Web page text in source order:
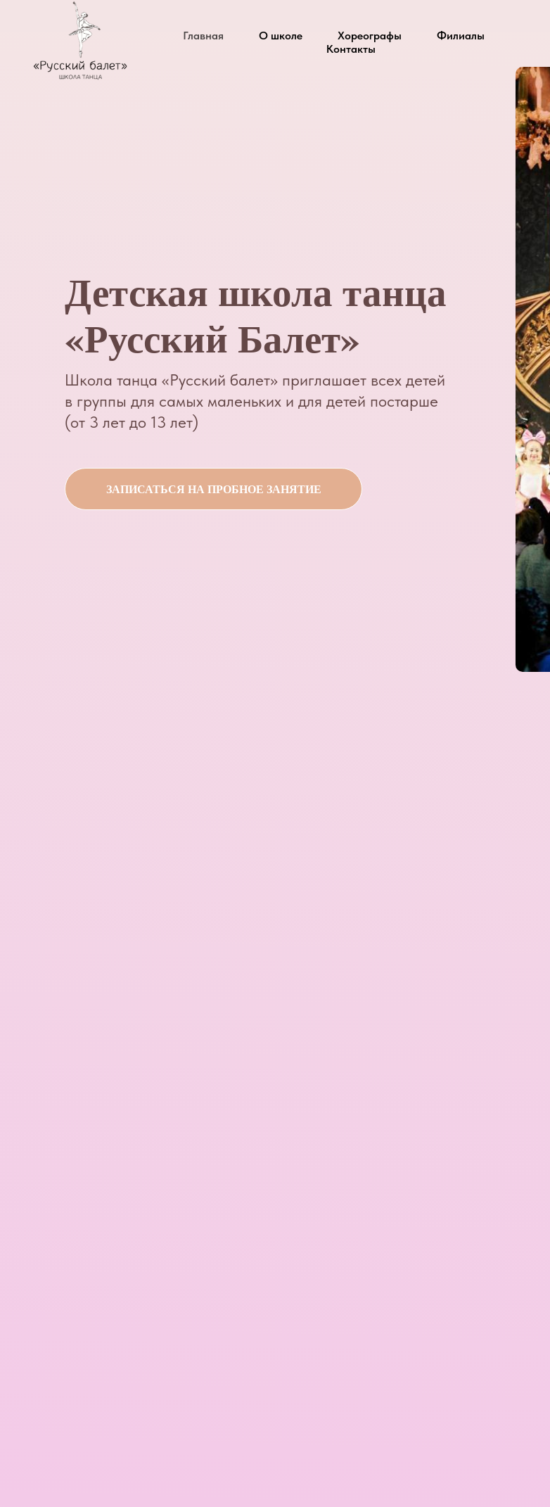
Главная О школе Хореографы
Филиалы
Контакты
Детская школа танца
«Русский Балет»
Школа танца «Русский балет» приглашает всех детей
в группы для самых маленьких и для детей постарше
(от 3 лет до 13 лет)
ЗАПИСАТЬСЯ НА ПРОБНОЕ ЗАНЯТИЕ